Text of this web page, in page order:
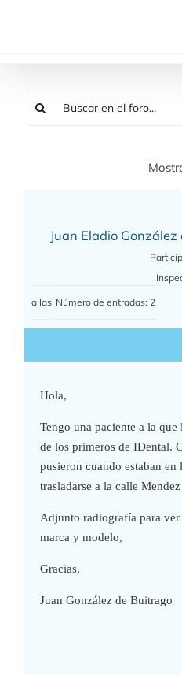
Juan Eladio
a las Número de entradas: 2
Hola,
Tengo una paciente a la
de los primeros de IDental.
pusieron cuando estaban en
trasladarse a la calle
Adjunto radiografía para
marca y modelo,
Gracias,
Juan González de Buitrago